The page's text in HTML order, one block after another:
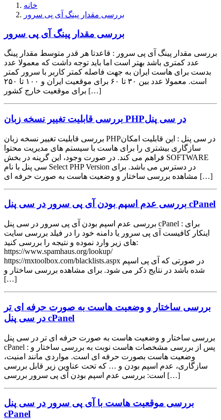
خانه
بررسی مقدار پینگ آی پی سرور
بررسی مقدار پینگ آی پی سرور
بررسی مقدار پینگ آی پی سرور : قاعدتا هر قدر متوسط مقدار پینگ
عدد کمتری باشد بهتر است اما باید توجه داشت که معمولا عدد
بدست برای هاست ایران به جهت فاصله کمتر کاربر با سرور کمتر
است. معمولا عدد بین ۳۰ تا ۶۰ برای موقعیت ایران و ۱۰۰ تا ۲۵۰
برای موقعیت خارج کشور […]
بررسی قابلیت تغییر نسخه زبان PHPدر سی پنل
بررسی قابلیت تغییر نسخه زبان PHPدر سی پنل : این قابلیت امکان
سازگاری بیشتری را برای هاست با سیستم های مدیریت محتوا
فراهم می کند. در صورت وجود، این گرینه در بخش SOFTWARE
سی پنل با نام Select PHP Version در دسترس می باشد. برای
مشاهده بررسی ساختار و وضعیت هاست به صورت حرفه ای […]
بررسی عدم اسپم بودن آی پی سرور در سی پنل cPanel
بررسی عدم اسپم بودن آی پی سرور در سی پنل cPanel : برای
اینکار کافیست آی پی سرور یا دامنه خود را در فیلد بررسی سایت
های زیر وارد نموده و نتیجه را بررسی کنید:
https://www.spamhaus.org/lookup/
https://mxtoolbox.com/blacklists.aspx در صورتی که آی پی اسپم
شده باشد در نتایج ذکر می شود. برای مشاهده بررسی ساختار و
[…]
بررسی ساختار و وضعیت هاست به صورت حرفه ای تر
در سی پنل cPanel
بررسی ساختار و وضعیت هاست به صورت حرفه ای تر در سی پنل
cPanel : پس از بررسی مشخصات هاست نوبت به بررسی ساختار و
وضعیت هاست بصورت حرفه ای است. مواردی مانند امنیت،
سازگاری، عدم اسپم بودن و … که تحت عناوین زیر قابل بررسی
است: بررسی عدم اسپم بودن آی پی سرور بررسی […]
بررسی موقعیت هاست با آی پی سرور در سی پنل
cPanel